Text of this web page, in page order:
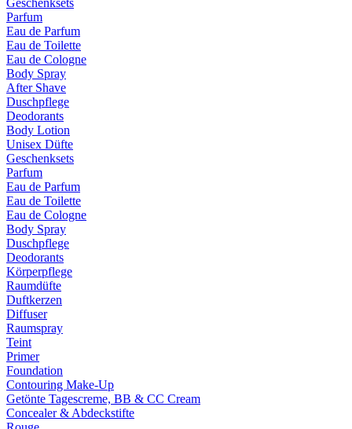
Geschenksets
Parfum
Eau de Parfum
Eau de Toilette
Eau de Cologne
Body Spray
After Shave
Duschpflege
Deodorants
Body Lotion
Unisex Düfte
Geschenksets
Parfum
Eau de Parfum
Eau de Toilette
Eau de Cologne
Body Spray
Duschpflege
Deodorants
Körperpflege
Raumdüfte
Duftkerzen
Diffuser
Raumspray
Teint
Primer
Foundation
Contouring Make-Up
Getönte Tagescreme, BB & CC Cream
Concealer & Abdeckstifte